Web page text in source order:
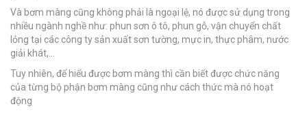
Và bơm màng cũng không phải là ngoại lệ, nó được sử dụng trong
nhiều ngành nghề như: phun sơn ô tô, phun gỗ, vận chuyển chất
lỏng tại các công ty sản xuất sơn tường, mực in, thực phâm, nước
giải khát,…
Tuy nhiên, để hiểu được bơm màng thì cần biết được chức năng
của từng bộ phận bơm màng cũng như cách thức mà nó hoạt
động